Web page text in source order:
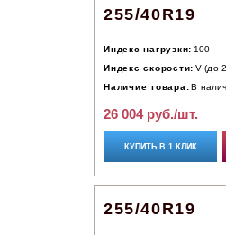
255/40R19
Индекс нагрузки: 100
Индекс скорости: V (до
Наличие товара: В
26 004 руб./шт.
КУПИТЬ В 1 КЛИК
255/40R19